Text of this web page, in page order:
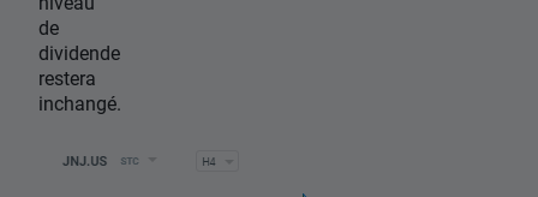
de
dividende
restera
inchangé.